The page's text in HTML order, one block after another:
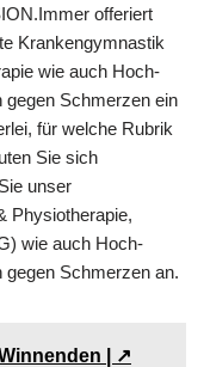
offeriert
Krankengymnastik
wie auch Hoch-
gegen Schmerzen ein
für welche Rubrik
Sie sich
unser
Physiotherapie,
wie auch Hoch-
Schmerzen an.
| ↗️